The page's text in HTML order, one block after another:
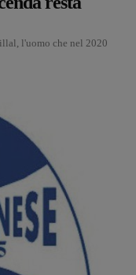
l'uomo che nel 2020